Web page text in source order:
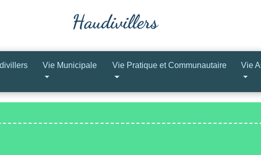
Vie Municipale Vie Pratique et Communautaire Vie